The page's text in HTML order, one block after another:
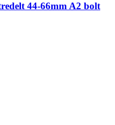
44-66mm A2 bolt